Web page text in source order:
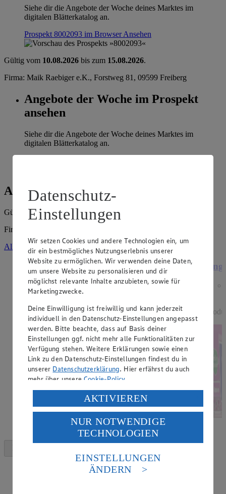
Siehe dir die Angebote der Woche deines Marktes im
digitalen Blätterkatalog an.
Prospekt 8002093 im BrowserAnsehen
Gültig vom 10.08.2026 bis zum 15.08.2026.
Firma: Maik Raebiger e.K., Forstweg 81, 09599 Freiberg
Angebote der Woche im Prospekt
ansehen
Siehe dir die Angebote der Woche deines Marktes im
digitalen Blätterkatalog an.
Angebote der Woche
Gültig vom 03.08.2026 bis zum08.08.2026
Firma: Maik Raebiger e.K., Forstweg 81, 09599 Freiberg
Alle Angebote ansehen
Angebot:15 % Rabatt auf alle Dessert-
Artikel der Marke EDEKA
Genussmomente.
Tagespreis
Tagespreis
Je nach Verfügbarkeit des Marktes.
Datenschutz-
Einstellungen
Wir setzen Cookies und andere Technologien ein, um
dir ein bestmögliches Nutzungserlebnis unserer
Website zu ermöglichen. Wir verwenden deine Daten,
um unsere Website zu personalisieren und dir
möglichst relevante Inhalte anzubieten, sowie für
Marketingzwecke.
Deine Einwilligung ist freiwillig und kann jederzeit
individuell in den Datenschutz-Einstellungen angepasst
werden. Bitte beachte, dass auf Basis deiner
Einstellungen ggf. nicht mehr alle Funktionalitäten zur
Verfügung stehen. Weitere Erklärungen sowie einen
Link zu den Datenschutz-Einstellungen findest du in
unserer Datenschutzerklärung. Hier erfährst du auch
mehr über unsereCookie-Policy.
Verarbeitung deiner personenbezogenen Daten in den
USA durch Facebook und YouTube:
Wenn du auf „Aktivieren“ klickst, willigst du im Sinne
des Art. 49 Abs. 1 Satz 1 lit. a) DSGVO ein, dass deine
Daten in den USA verarbeitet werden. Der EuGH sieht
die USA als Land mit einem nach europäischen
Standards nicht angemessenen Datenschutzniveau an.
Es besteht das Risiko eines Zugriffs durch US-
AKTIVIEREN
NUR NOTWENDIGE
TECHNOLOGIEN
EINSTELLUNGEN
ÄNDERN